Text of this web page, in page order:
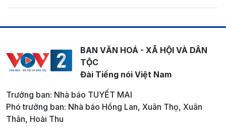
BAN VĂN HOÁ - XÃ HỘI VÀ DÂN
TỘC
Đài Tiếng nói Việt Nam
Trưởng ban: Nhà báo TUYẾT MAI
Phó trưởng ban: Nhà báo Hồng Lan, Xuân Thọ, Xuân
Thân, Hoài Thu